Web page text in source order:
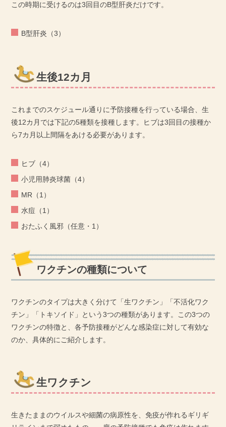
この時期に受けるのは3回目のB型肝炎だけです。
B型肝炎（3）
生後12カ月
これまでのスケジュール通りに予防接種を行っている場合、生
後12カ月では下記の5種類を接種します。ヒブは3回目の接種か
ら7カ月以上間隔をあける必要があります。
ヒブ（4）
小児用肺炎球菌（4）
MR（1）
水痘（1）
おたふく風邪（任意・1）
ワクチンの種類について
ワクチンのタイプは大きく分けて「生ワクチン」「不活化ワク
チン」「トキソイド」という3つの種類があります。この3つの
ワクチンの特徴と、各予防接種がどんな感染症に対して有効な
のか、具体的にご紹介します。
生ワクチン
生きたままのウイルスや細菌の病原性を、免疫が作れるギリギ